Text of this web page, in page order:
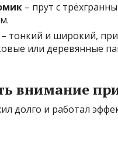
– прут с
– тонкий и широкий,
или деревянные
внимание
долго и работал